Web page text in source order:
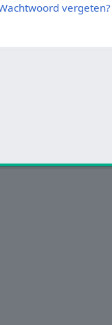
vergeten?